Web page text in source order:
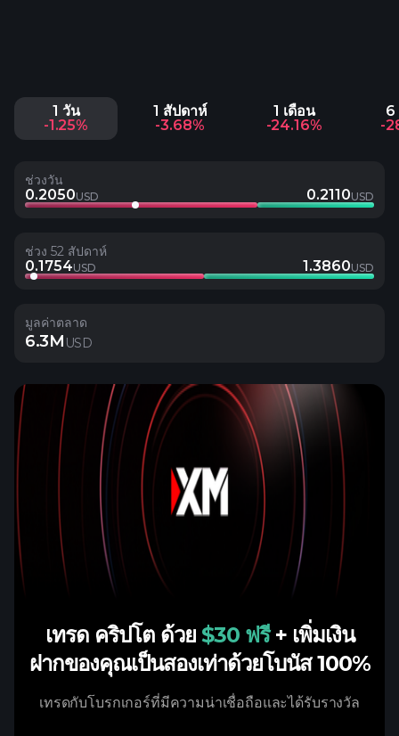
1 วัน
-1.25%
1 สัปดาห์
-3.68%
1 เดือน
-24.16%
6
-
ช่วงวัน
0.2050USD 0.2110USD
ช่วง 52 สัปดาห์
0.1754USD 1.3860USD
มูลค่าตลาด
6.3M USD
เทรด คริปโต ด้วย $30 ฟรี + เพิ่มเงิน
ฝากของคุณเป็นสองเท่าด้วยโบนัส 100%
เทรดกับโบรกเกอร์ที่มีความน่าเชื่อถือและได้รับรางวัล